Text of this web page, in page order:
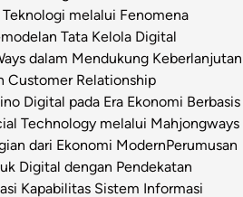
melalui Fenomena
Tata Kelola Digital
dalam Mendukung Keberlanjutan
Customer Relationship
Digital pada Era Ekonomi Berbasis
Technology melalui Mahjongways
dari Ekonomi ModernPerumusan
Digital dengan Pendekatan
Kapabilitas Sistem Informasi